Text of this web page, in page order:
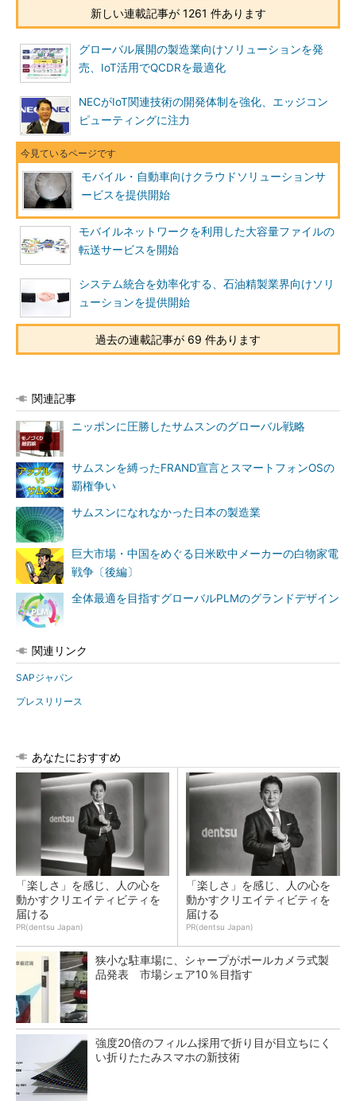
新しい連載記事が 1261 件あります
グローバル展開の製造業向けソリューションを発
売、IoT活用でQCDRを最適化
NECがIoT関連技術の開発体制を強化、エッジコン
ピューティングに注力
モバイル・自動車向けクラウドソリューションサ
ービスを提供開始
モバイルネットワークを利用した大容量ファイルの
転送サービスを開始
システム統合を効率化する、石油精製業界向けソリ
ューションを提供開始
過去の連載記事が 69 件あります
関連記事
ニッポンに圧勝したサムスンのグローバル戦略
サムスンを縛ったFRAND宣言とスマートフォンOSの
覇権争い
サムスンになれなかった日本の製造業
巨大市場・中国をめぐる日米欧中メーカーの白物家電
戦争〔後編〕
全体最適を目指すグローバルPLMのグランドデザイン
関連リンク
SAPジャパン
プレスリリース
あなたにおすすめ
「楽しさ」を感じ、人の心を
動かすクリエイティビティを
届ける
PR(dentsu Japan)
「楽しさ」を感じ、人の心を
動かすクリエイティビティを
届ける
PR(dentsu Japan)
狭小な駐車場に、シャープがポールカメラ式製
品発表 市場シェア10％目指す
強度20倍のフィルム採用で折り目が目立ちにく
い折りたたみスマホの新技術